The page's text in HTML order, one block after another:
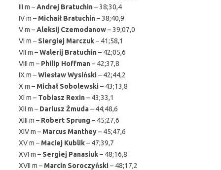
III m –Andrej Bratuchin– 38;30,4
IV m – Michaił Bratuchin– 38;40,9
V m –Aleksij Czemodanow– 39;07,0
VI m – Siergiej Marczuk– 41;58,1
VII m –Walerij Bratuchin– 42;05,6
VIII m – Philip Hoffman– 42;37,8
IX m –Wiesław Wysiński– 42;44,2
X m – Michał Sobolewski– 43;13,8
XI m – Tobiasz Rexin– 43;33,1
XII m – Dariusz Żmuda– 44;48,6
XIII m – Robert Sprung – 45;27,6
XIV m – Marcus Manthey– 45;47,6
XV m – Maciej Kublik– 47;39,7
XVI m – Sergiej Panasiuk– 48;16,8
XVII m – Marcin Soroczyński– 48;17,2